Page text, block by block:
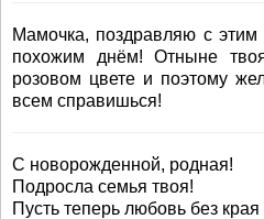
Мамочка, поздравляю с
похожим днём! Отныне
розовом цвете и поэтому
всем справишься!
С новорожденной, родная!
Подросла семья твоя!
Пусть теперь любовь без края